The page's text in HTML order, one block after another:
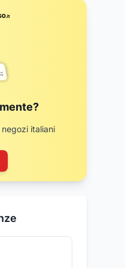
italiani